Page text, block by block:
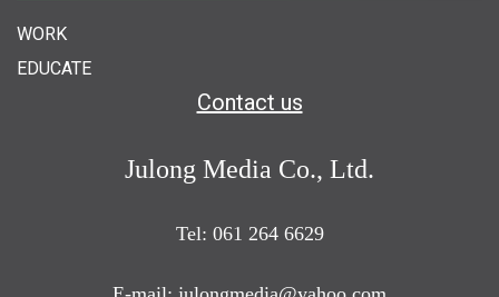
WORK
EDUCATE
Contact us
Julong Media Co., Ltd.
Tel: 061 264 6629